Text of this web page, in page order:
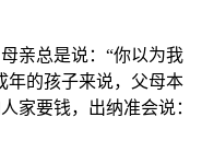
亲总是说：“你以为我
年的孩子来说，父母本
家要钱，出纳准会说：